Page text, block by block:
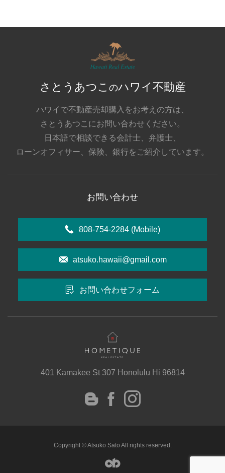
さとうあつこ のハワイ不動産
ハワイで不動産売却購入をお考えの方は、
さとうあつこにお問い合わせください。
日本語で相談できる会計士、弁護士、
ローンオフィサー、保険、銀行をご紹介しています。
お問い合わせ
808-754-2284 (Mobile)
atsuko.hawaii@gmail.com
お問い合わせフォーム
401 Kamakee St 307 Honolulu Hi 96814
Blog Facebookinstagram
Copyright © Atsuko Sato All rights reserved.